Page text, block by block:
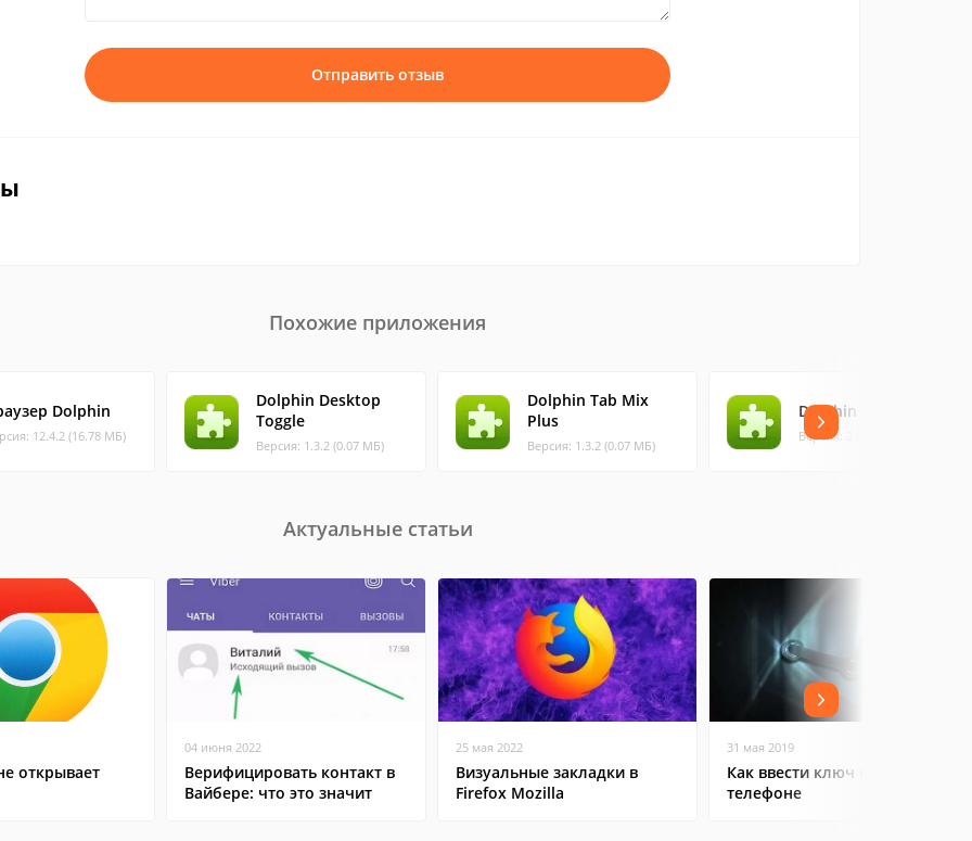
Отправить отзыв
Похожие приложения
Dolphin
12.4.2 (16.78 МБ)
Dolphin Desktop
Toggle
Версия: 1.3.2 (0.07 МБ)
Dolphin Tab Mix
Plus
Версия: 1.3.2 (0.07 МБ)
Dolphin WhoIs
Версия: 2.0 (0.08 МБ)
Актуальные статьи
открывает
04 июня 2022
Верифицировать контакт в
Вайбере: что это значит
25 мая 2022
Визуальные закладки в
Firefox Mozilla
31 мая 2019
Как ввести ключ в Steam на
телефоне